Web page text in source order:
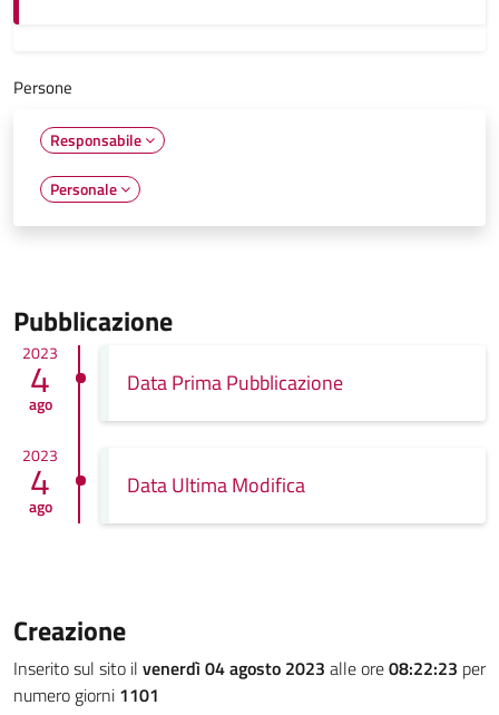
Persone
Responsabile
Personale
Pubblicazione
2023
4
ago
Data Prima Pubblicazione
2023
4
ago
Data Ultima Modifica
Creazione
Inserito sul sito il venerdì 04 agosto 2023 alle ore08:22:23 per
numero giorni 1101